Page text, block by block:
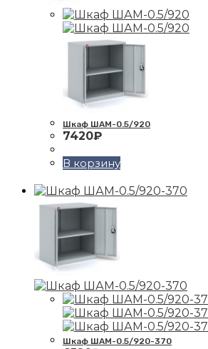
Шкаф ШАМ-0.5/920
7420₽
В корзину
Шкаф ШАМ-0.5/920-370